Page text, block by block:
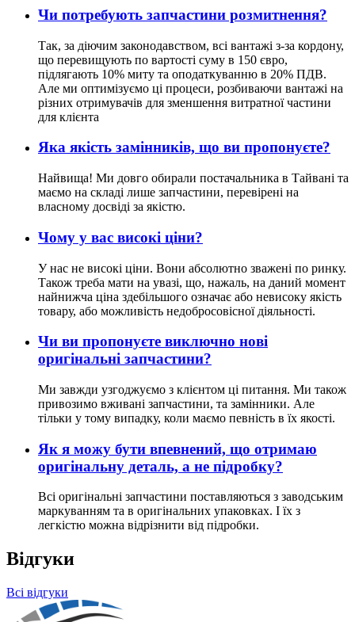
Чи потребують запчастини розмитнення?
Так, за діючим законодавством, всі вантажі з-за кордону,
що перевищують по вартості суму в 150 євро,
підлягають 10% миту та оподаткуванню в 20% ПДВ.
Але ми оптимізуємо ці процеси, розбиваючи вантажі на
різних отримувачів для зменшення витратної частини
для клієнта
Яка якість замінників, що ви пропонуєте?
Найвища! Ми довго обирали постачальника в Тайвані та
маємо на складі лише запчастини, перевірені на
власному досвіді за якістю.
Чому у вас високі ціни?
У нас не високі ціни. Вони абсолютно зважені по ринку.
Також треба мати на увазі, що, нажаль, на даний момент
найнижча ціна здебільшого означає або невисоку якість
товару, або можливість недобросовісної діяльності.
Чи ви пропонуєте виключно нові
оригінальні запчастини?
Ми завжди узгоджуємо з клієнтом ці питання. Ми також
привозимо вживані запчастини, та замінники. Але
тільки у тому випадку, коли маємо певність в їх якості.
Як я можу бути впевнений, що отримаю
оригінальну деталь, а не підробку?
Всі оригінальні запчастини поставляються з заводським
маркуванням та в оригінальних упаковках. І їх з
легкістю можна відрізнити від підробки.
Відгуки
Всі відгуки